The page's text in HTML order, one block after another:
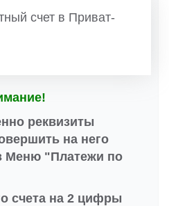
счет в Приват-
реквизиты
на него
Меню "Платежи по
счета на 2 цифры